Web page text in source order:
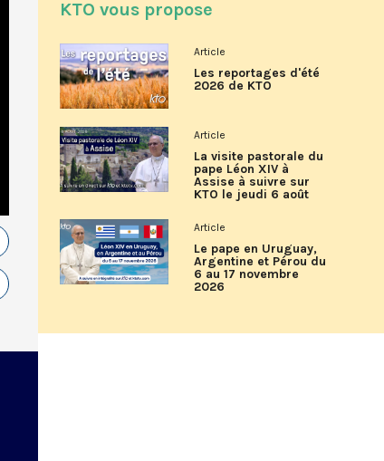
KTO vous propose
Article
Les reportages d'été
2026 de KTO
Article
La visite pastorale du
pape Léon XIV à
Assise à suivre sur
KTO le jeudi 6 août
Article
Le pape en Uruguay,
Argentine et Pérou du
6 au 17 novembre
2026